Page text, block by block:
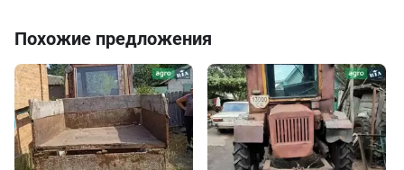
Похожие предложения